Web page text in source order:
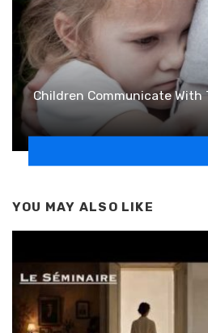
Children Communicate With
YOU MAY ALSO LIKE